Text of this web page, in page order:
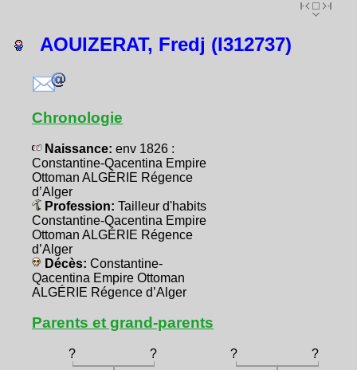
AOUIZERAT, Fredj (I312737)
Chronologie
Naissance: env 1826 :
Constantine-Qacentina Empire
Ottoman ALGÉRIE Régence
d’Alger
Profession: Tailleur d'habits
Constantine-Qacentina Empire
Ottoman ALGÉRIE Régence
d’Alger
Décès: Constantine-
Qacentina Empire Ottoman
ALGÉRIE Régence d’Alger
Parents et grand-parents
? ? ?
?